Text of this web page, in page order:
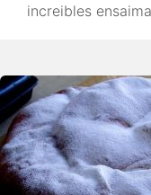
increibles